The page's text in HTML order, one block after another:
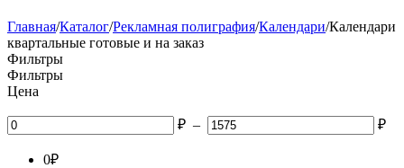
Главная/Каталог/Рекламная полиграфия/Календари/Календари
квартальные готовые и на заказ
Фильтры
Фильтры
Цена
₽ – ₽
0₽